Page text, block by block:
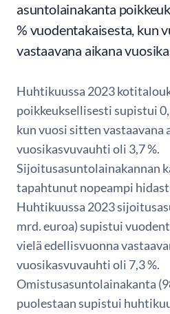
asuntolainakanta
% vuodentakaisesta, kun
vastaavana aikana
Huhtikuussa 2023
poikkeuksellisesti supistui
kun vuosi sitten vastaavana
vuosikasvuvauhti oli 3,7 %.
Sijoitusasuntolainakannan
tapahtunut nopeampi
Huhtikuussa 2023
mrd. euroa) supistui
vielä edellisvuonna
vuosikasvuvauhti oli 7,3 %.
Omistusasuntolainakanta
puolestaan supistui